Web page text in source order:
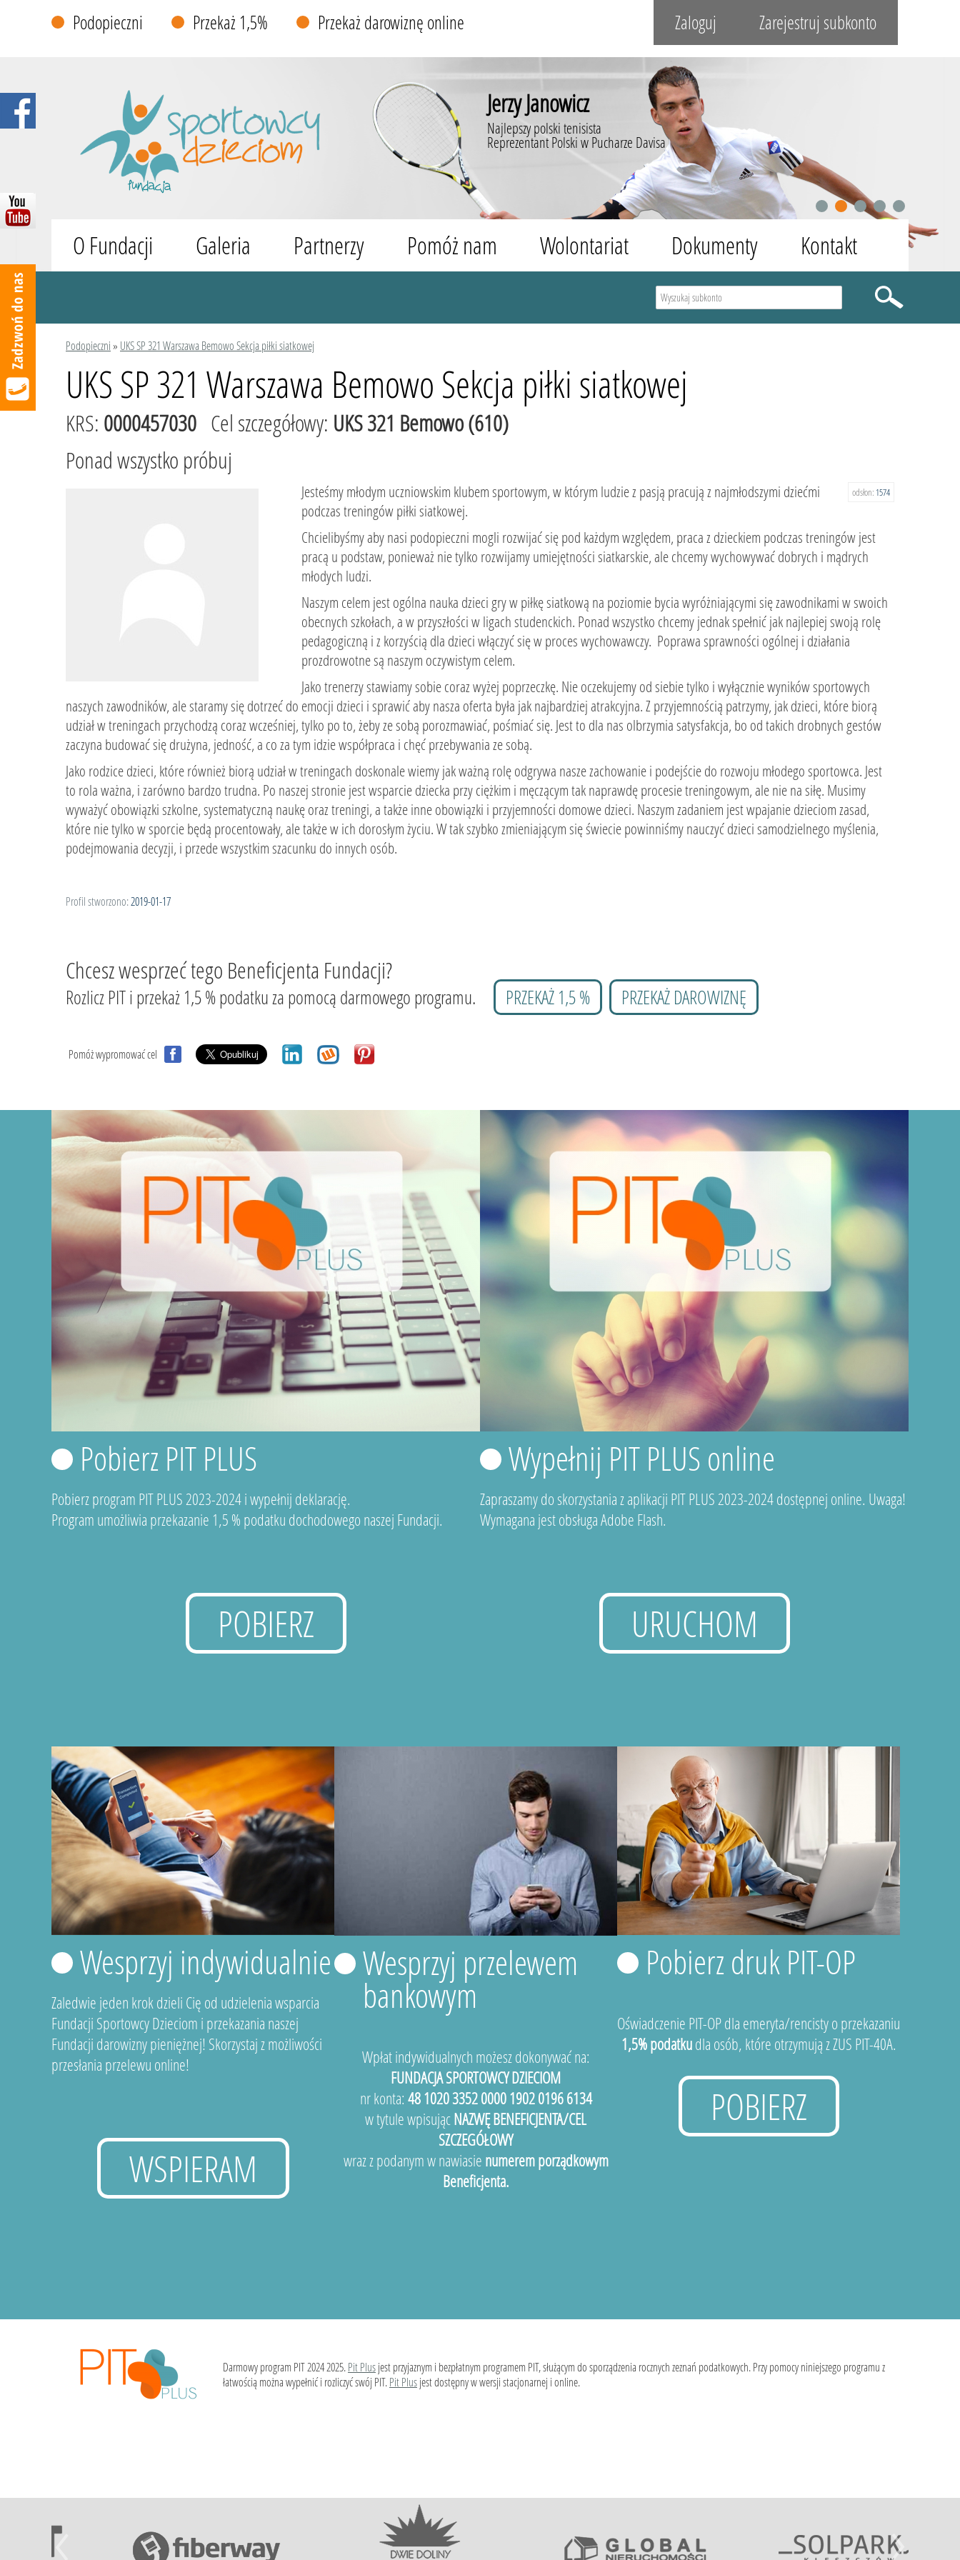
Podopieczni Przekaż 1,5% Przekaż darowiznę online Zaloguj Zarejestruj subkonto
Jerzy Janowicz
Najlepszy polski tenisista
Reprezentant Polski w Pucharze Davisa
1 2 3 4 5
O Fundacji Galeria Partnerzy Pomóż nam Wolontariat Dokumenty Kontakt
Podopieczni» UKS SP 321 Warszawa Bemowo Sekcja piłki siatkowej
UKS SP 321 Warszawa Bemowo Sekcja piłki siatkowej
KRS: 0000457030 Cel szczegółowy: UKS 321 Bemowo (610)
Ponad wszystko próbuj
odsłon: 1574
Jesteśmy młodym uczniowskim klubem sportowym, w którym ludzie z pasją pracują z najmłodszymi dziećmi
podczas treningów piłki siatkowej.
Chcielibyśmy aby nasi podopieczni mogli rozwijać się pod każdym względem, praca z dzieckiem podczas treningów jest
pracą u podstaw, ponieważ nie tylko rozwijamy umiejętności siatkarskie, ale chcemy wychowywać dobrych i mądrych
młodych ludzi.
Naszym celem jest ogólna nauka dzieci gry w piłkę siatkową na poziomie bycia wyróżniającymi się zawodnikami w swoich
obecnych szkołach, a w przyszłości w ligach studenckich. Ponad wszystko chcemy jednak spełnić jak najlepiej swoją rolę
pedagogiczną i z korzyścią dla dzieci włączyć się w proces wychowawczy. Poprawa sprawności ogólnej i działania
prozdrowotne są naszym oczywistym celem.
Jako trenerzy stawiamy sobie coraz wyżej poprzeczkę. Nie oczekujemy od siebie tylko i wyłącznie wyników sportowych
naszych zawodników, ale staramy się dotrzeć do emocji dzieci i sprawić aby nasza oferta była jak najbardziej atrakcyjna. Z przyjemnością patrzymy, jak dzieci, które biorą
udział w treningach przychodzą coraz wcześniej, tylko po to, żeby ze sobą porozmawiać, pośmiać się. Jest to dla nas olbrzymia satysfakcja, bo od takich drobnych gestów
zaczyna budować się drużyna, jedność, a co za tym idzie współpraca i chęć przebywania ze sobą.
Jako rodzice dzieci, które również biorą udział w treningach doskonale wiemy jak ważną rolę odgrywa nasze zachowanie i podejście do rozwoju młodego sportowca. Jest
to rola ważna, i zarówno bardzo trudna. Po naszej stronie jest wsparcie dziecka przy ciężkim i męczącym tak naprawdę procesie treningowym, ale nie na siłę. Musimy
wyważyć obowiązki szkolne, systematyczną naukę oraz treningi, a także inne obowiązki i przyjemności domowe dzieci. Naszym zadaniem jest wpajanie dzieciom zasad,
które nie tylko w sporcie będą procentowały, ale także w ich dorosłym życiu. W tak szybko zmieniającym się świecie powinniśmy nauczyć dzieci samodzielnego myślenia,
podejmowania decyzji, i przede wszystkim szacunku do innych osób.
Profil stworzono: 2019-01-17
Chcesz wesprzeć tego Beneficjenta Fundacji?
Rozlicz PIT i przekaż 1,5 % podatku za pomocą darmowego programu. PRZEKAŻ 1,5 % PRZEKAŻ DAROWIZNĘ
Pomóż wypromować cel
Pobierz PIT PLUS
Pobierz program PIT PLUS 2023-2024 i wypełnij deklarację.
Program umożliwia przekazanie 1,5 % podatku dochodowego naszej Fundacji.
POBIERZ
Wypełnij PIT PLUS online
Zapraszamy do skorzystania z aplikacji PIT PLUS 2023-2024 dostępnej online. Uwaga!
Wymagana jest obsługa Adobe Flash.
URUCHOM
Wesprzyj indywidualnie
Zaledwie jeden krok dzieli Cię od udzielenia wsparcia
Fundacji Sportowcy Dzieciom i przekazania naszej
Fundacji darowizny pieniężnej! Skorzystaj z możliwości
przesłania przelewu online!
WSPIERAM
Wesprzyj przelewem
bankowym
Wpłat indywidualnych możesz dokonywać na:
FUNDACJA SPORTOWCY DZIECIOM
nr konta: 48 1020 3352 0000 1902 0196 6134
w tytule wpisującNAZWĘ BENEFICJENTA/CEL
SZCZEGÓŁOWY
wraz z podanym w nawiasie numerem porządkowym
Beneficjenta.
Pobierz druk PIT-OP
Oświadczenie PIT-OP dla emeryta/rencisty o przekazaniu
1,5% podatkudla osób, które otrzymują z ZUS PIT-40A.
POBIERZ
Darmowy program PIT 2024 2025.Pit Plusjest przyjaznym i bezpłatnym programem PIT, służącym do sporządzenia rocznych zeznań podatkowych. Przy pomocy niniejszego programu z
łatwością można wypełnić i rozliczyć swój PIT.Pit Plusjest dostępny w wersji stacjonarnej i online.